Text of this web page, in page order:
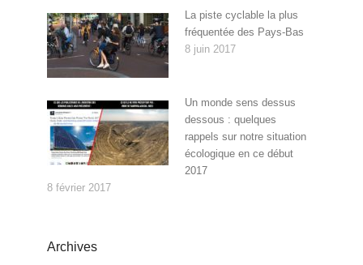
La piste cyclable la plus
fréquentée des Pays-Bas
8 juin 2017
Un monde sens dessus
dessous : quelques
rappels sur notre situation
écologique en ce début
2017
8 février 2017
Archives